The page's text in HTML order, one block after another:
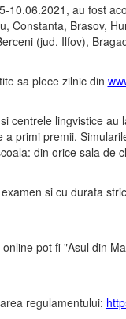
au fost
Constanta, Brasov,
(jud. Ilfov),
sa plece zilnic din
centrele lingvistice
primi premii.
din orice sala de
si cu durata
pot fi "Asul din
regulamentului: